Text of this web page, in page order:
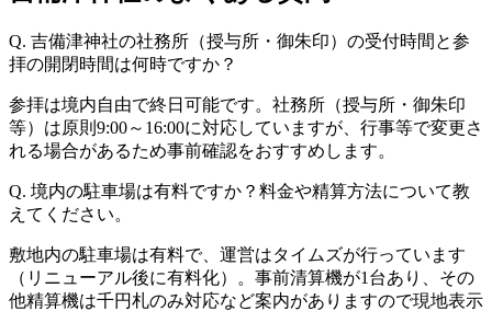
Q. 吉備津神社の社務所（授与所・御朱印）の受付時間と参
拝の開閉時間は何時ですか？
参拝は境内自由で終日可能です。社務所（授与所・御朱印
等）は原則9:00～16:00に対応していますが、行事等で変更さ
れる場合があるため事前確認をおすすめします。
Q. 境内の駐車場は有料ですか？料金や精算方法について教
えてください。
敷地内の駐車場は有料で、運営はタイムズが行っています
（リニューアル後に有料化）。事前清算機が1台あり、その
他精算機は千円札のみ対応など案内がありますので現地表示